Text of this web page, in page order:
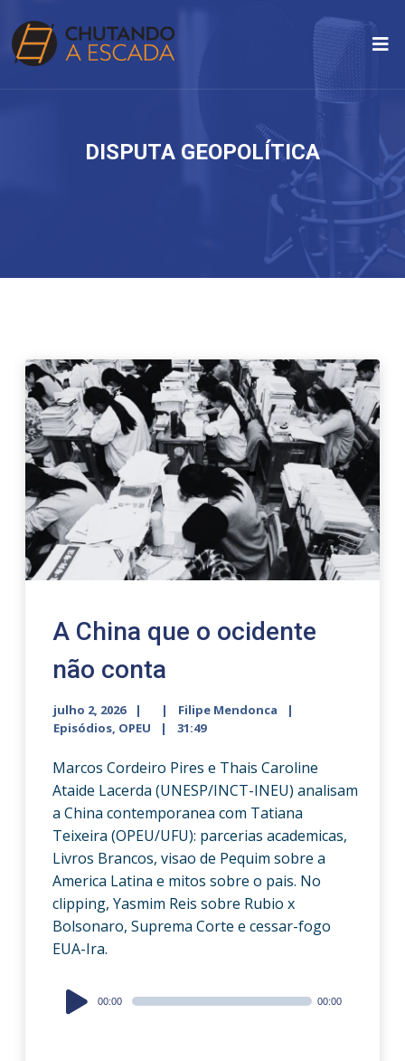
DISPUTA GEOPOLÍTICA
A China que o ocidente
não conta
julho 2, 2026
Filipe Mendonca
Episódios, OPEU 31:49
Marcos Cordeiro Pires e Thais Caroline
Ataide Lacerda (UNESP/INCT-INEU) analisam
a China contemporanea com Tatiana
Teixeira (OPEU/UFU): parcerias academicas,
Livros Brancos, visao de Pequim sobre a
America Latina e mitos sobre o pais. No
clipping, Yasmim Reis sobre Rubio x
Bolsonaro, Suprema Corte e cessar-fogo
EUA-Ira.
Audio
Player
00:00 00:00